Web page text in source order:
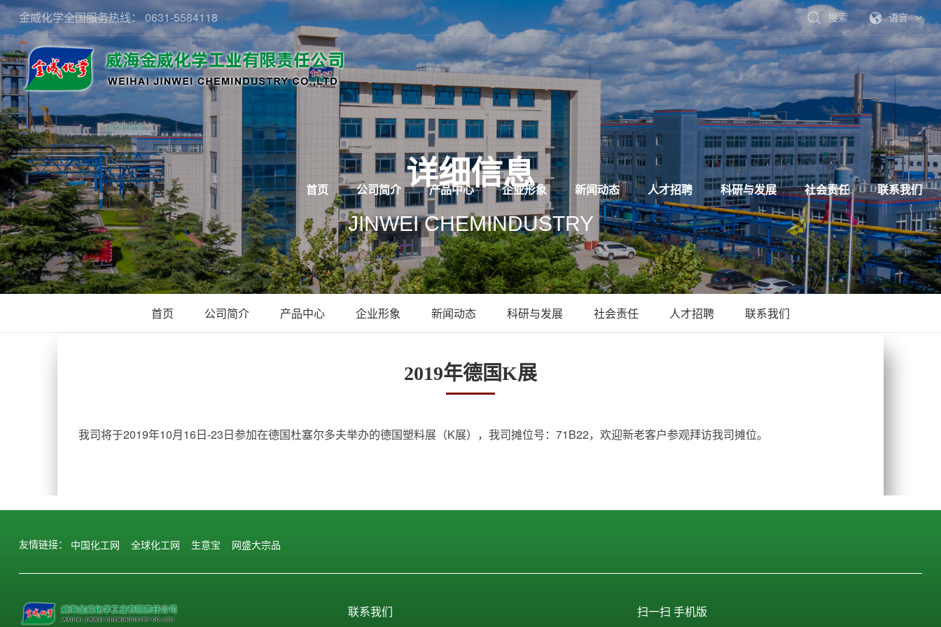
金威化学全国服务热线： 0631-5584118 语言
搜索
首页 公司简介 产品中心 企业形象 新闻动态 人才招聘 科研与发展 社会责任 联系我们
详细信息
JINWEI CHEMINDUSTRY
首页 公司简介 产品中心 企业形象 新闻动态 科研与发展 社会责任 人才招聘 联系我们
2019年德国K展
我司将于2019年10月16日-23日参加在德国杜塞尔多夫举办的德国塑料展（K展），我司摊位号：71B22，欢迎新老客户参观拜访我司摊位。
友情链接： 中国化工网 全球化工网 生意宝 网盛大宗品
联系我们 扫一扫 手机版